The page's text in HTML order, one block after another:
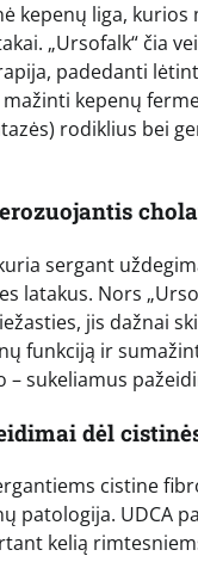
kepenų liga, kurios
„Ursofalk“ čia
padedanti
kepenų
rodiklius bei
sergant
latakus. Nors
jis dažnai
funkciją ir
– sukeliamus
dėl
cistine
patologija. UDCA
kelią